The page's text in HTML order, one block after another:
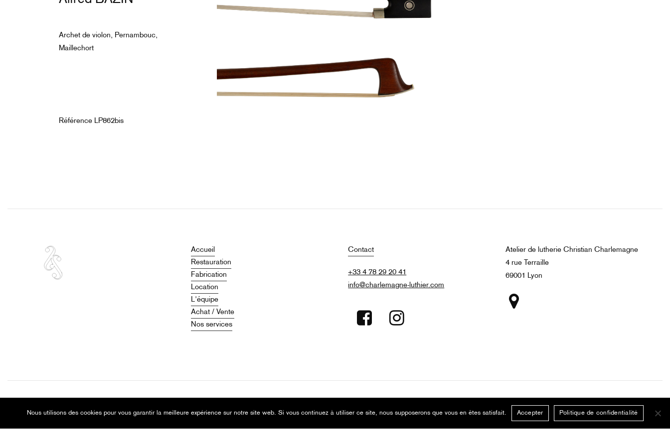
Archet de violon, Pernambouc,
Maillechort
Référence LP862bis
Accueil
Restauration
Fabrication
Location
L'équipe
Achat / Vente
Nos services
Contact
+33 4 78 29 20 41
info@charlemagne-luthier.com
Atelier de lutherie Christian Charlemagne
4 rue Terraille
69001 Lyon
Nous utilisons des cookies pour vous garantir la meilleure expérience sur notre site web. Si vous continuez à utiliser ce site, nous supposerons que vous en êtes satisfait. Accepter Politique de confidentialité